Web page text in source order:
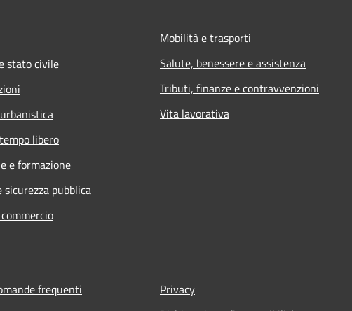
stato civile
libero
e formazione
sicurezza pubblica
Mobilità e trasporti
Salute, benessere e assistenza
Tributi, finanze e contravvenzioni
Vita lavorativa
frequenti
Privacy